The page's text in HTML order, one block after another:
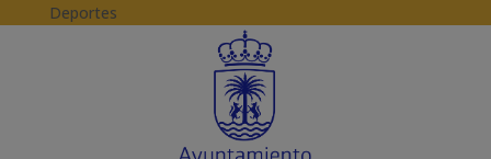
Skip to content
Deportes